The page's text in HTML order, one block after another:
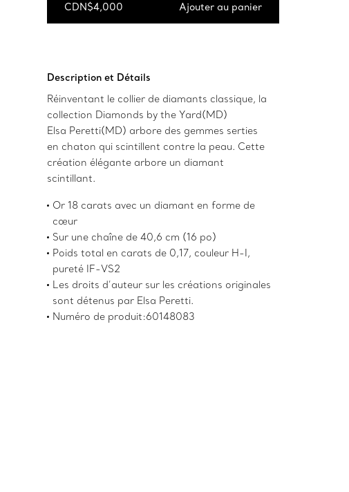
CDN$4,000 Ajouter au panier
Description et Détails
Réinventant le collier de diamants classique, la
collection Diamonds by the Yard(MD)
Elsa Peretti(MD) arbore des gemmes serties
en chaton qui scintillent contre la peau. Cette
création élégante arbore un diamant
scintillant.
Or 18 carats avec un diamant en forme de
cœur
Sur une chaîne de 40,6 cm (16 po)
Poids total en carats de 0,17, couleur H-I,
pureté IF-VS2
Les droits d’auteur sur les créations originales
sont détenus par Elsa Peretti.
Numéro de produit:60148083